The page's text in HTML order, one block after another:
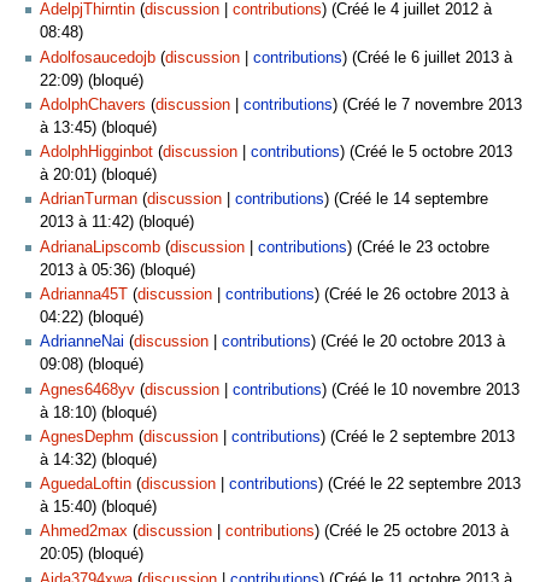
AdelpjThirntin discussion contributions
(Créé le 4 juillet 2012 à
08:48)
Adolfosaucedojb discussion contributions
(Créé le 6 juillet 2013 à
22:09) (bloqué)
AdolphChavers
discussion contributions
(Créé le 7 novembre 2013
à 13:45) (bloqué)
AdolphHigginbot discussion contributions
(Créé le 5 octobre 2013
à 20:01) (bloqué)
AdrianTurman discussion contributions
(Créé le 14 septembre
2013 à 11:42) (bloqué)
AdrianaLipscomb discussion contributions
(Créé le 23 octobre
2013 à 05:36) (bloqué)
Adrianna45T
discussion contributions
(Créé le 26 octobre 2013 à
04:22) (bloqué)
AdrianneNai
discussion contributions
(Créé le 20 octobre 2013 à
09:08) (bloqué)
Agnes6468yv discussion contributions
(Créé le 10 novembre 2013
à 18:10) (bloqué)
AgnesDephm
discussion contributions
(Créé le 2 septembre 2013
à 14:32) (bloqué)
AguedaLoftin discussion contributions
(Créé le 22 septembre 2013
à 15:40) (bloqué)
Ahmed2max discussion contributions
(Créé le 25 octobre 2013 à
20:05) (bloqué)